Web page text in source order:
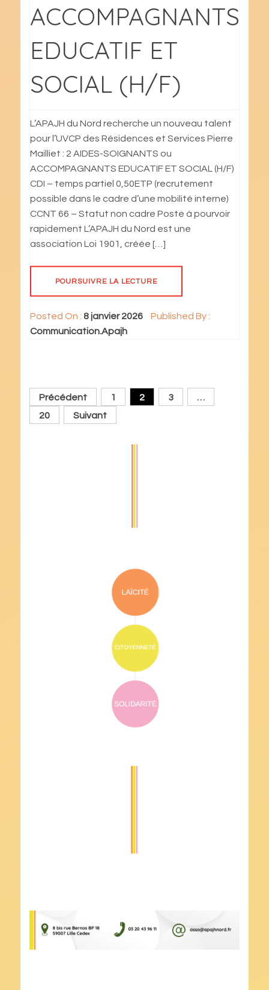
ACCOMPAGNANTS
EDUCATIF ET
SOCIAL (H/F)
L’APAJH du Nord recherche un nouveau talent
pour l’UVCP des Résidences et Services Pierre
Mailliet : 2 AIDES-SOIGNANTS ou
ACCOMPAGNANTS EDUCATIF ET SOCIAL (H/F)
CDI – temps partiel 0,50ETP (recrutement
possible dans le cadre d’une mobilité interne)
CCNT 66 – Statut non cadre Poste à pourvoir
rapidement L’APAJH du Nord est une
association Loi 1901, créée […]
POURSUIVRE LA LECTURE
Posted On : 8 janvier 2026
Published By :
Communication.Apajh
Pagination
des
Précédent 1 2 3
…
20
Suivant